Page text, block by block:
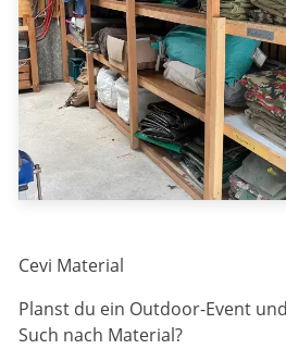
Cevi Material
Planst du ein Outdoor-Event
Such nach Material?